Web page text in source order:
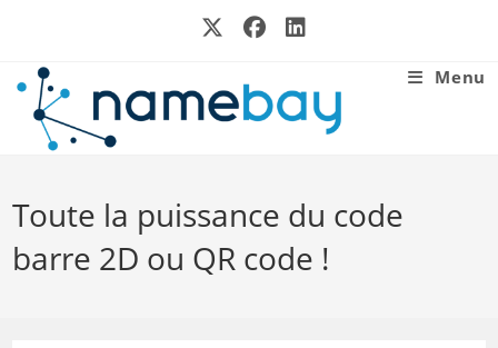
Menu
Toute la puissance du code
barre 2D ou QR code !